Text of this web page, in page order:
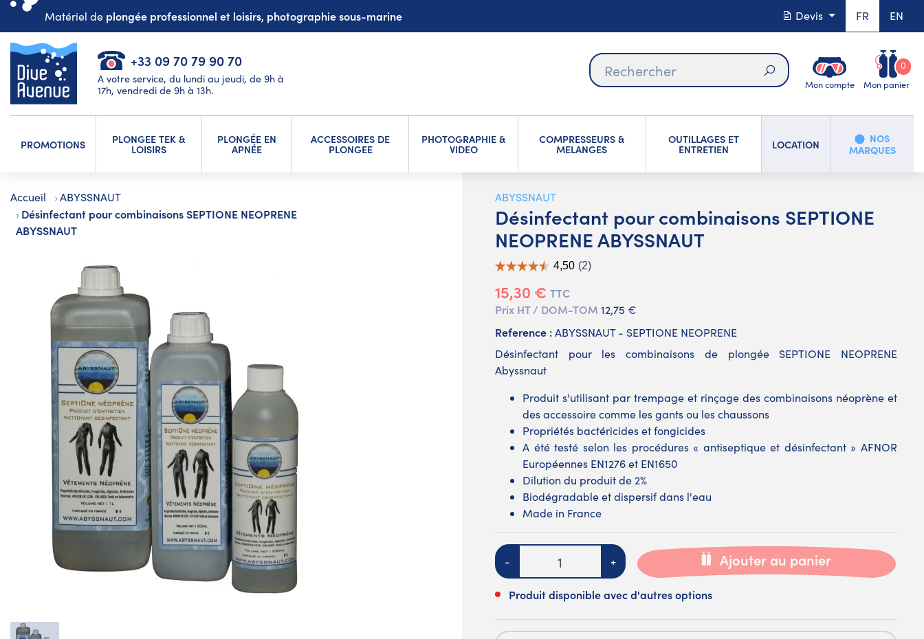
Matériel de plongée professionnel et loisirs, photographie sous-marine Devis FR EN
+33 09 70 79 90 70
A votre service, du lundi au jeudi, de 9h à
17h, vendredi de 9h à 13h.
Rechercher
Mon compte Mon panier
0
PROMOTIONS PLONGEE TEK &
LOISIRS
PLONGÉE EN
APNÉE
ACCESSOIRES DE
PLONGEE
PHOTOGRAPHIE &
VIDEO
COMPRESSEURS &
MELANGES
OUTILLAGES ET
ENTRETIEN LOCATION
NOS
MARQUES
Accueil ABYSSNAUT
Désinfectant pour combinaisons SEPTIONE NEOPRENE
ABYSSNAUT
ABYSSNAUT
Désinfectant pour combinaisons SEPTIONE
NEOPRENE ABYSSNAUT
15,30 € TTC
Prix HT / DOM-TOM 12,75 €
Reference :ABYSSNAUT - SEPTIONE NEOPRENE
Désinfectant pour les combinaisons de plongée SEPTIONE NEOPRENE
Abyssnaut
Produit s'utilisant par trempage et rinçage des combinaisons néoprène et
des accessoire comme les gants ou les chaussons
Propriétés bactéricides et fongicides
A été testé selon les procédures « antiseptique et désinfectant » AFNOR
Européennes EN1276 et EN1650
Dilution du produit de 2%
Biodégradable et dispersif dans l'eau
Made in France
Quantité
- + Ajouter au panier
Produit disponible avec d'autres options